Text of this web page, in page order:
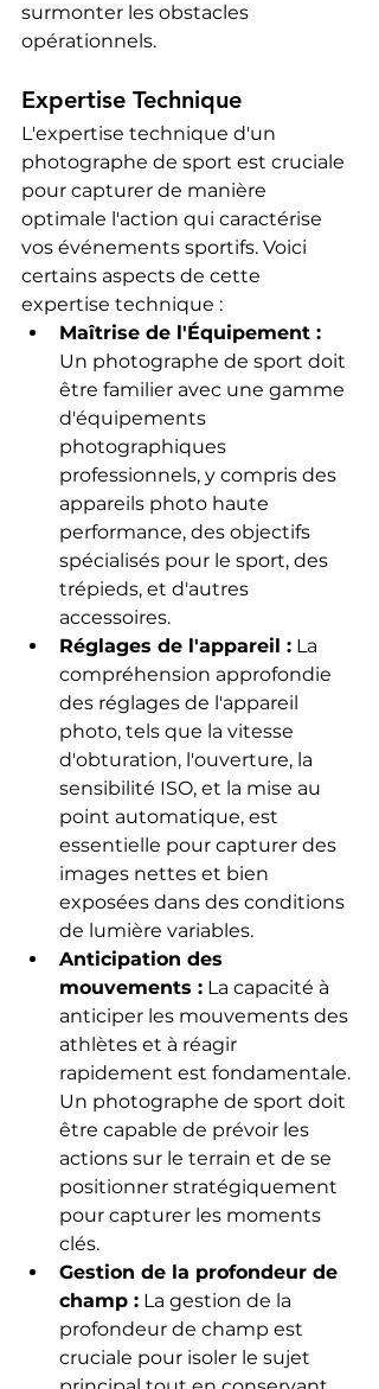
surmonter les obstacles
opérationnels.
Expertise Technique
L'expertise technique d'un
photographe de sport est cruciale
pour capturer de manière
optimale l'action qui caractérise
vos événements sportifs. Voici
certains aspects de cette
expertise technique :
Maîtrise de l'Équipement :
Un photographe de sport doit
être familier avec une gamme
d'équipements
photographiques
professionnels, y compris des
appareils photo haute
performance, des objectifs
spécialisés pour le sport, des
trépieds, et d'autres
accessoires.
Réglages de l'appareil : La
compréhension approfondie
des réglages de l'appareil
photo, tels que la vitesse
d'obturation, l'ouverture, la
sensibilité ISO, et la mise au
point automatique, est
essentielle pour capturer des
images nettes et bien
exposées dans des conditions
de lumière variables.
Anticipation des
mouvements : La capacité à
anticiper les mouvements des
athlètes et à réagir
rapidement est fondamentale.
Un photographe de sport doit
être capable de prévoir les
actions sur le terrain et de se
positionner stratégiquement
pour capturer les moments
clés.
Gestion de la profondeur de
champ : La gestion de la
profondeur de champ est
cruciale pour isoler le sujet